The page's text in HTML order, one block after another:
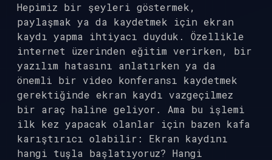
Hepimiz bir şeyleri göstermek,
paylaşmak ya da kaydetmek için ekran
kaydı yapma ihtiyacı duyduk. Özellikle
internet üzerinden eğitim verirken, bir
yazılım hatasını anlatırken ya da
önemli bir video konferansı kaydetmek
gerektiğinde ekran kaydı vazgeçilmez
bir araç haline geliyor. Ama bu işlemi
ilk kez yapacak olanlar için bazen kafa
karıştırıcı olabilir: Ekran kaydını
hangi tuşla başlatıyoruz? Hangi